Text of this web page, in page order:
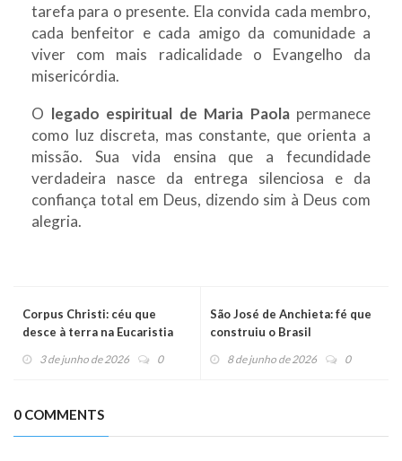
tarefa para o presente. Ela convida cada membro,
cada benfeitor e cada amigo da comunidade a
viver com mais radicalidade o Evangelho da
misericórdia.
O legado espiritual de Maria Paolapermanece
como luz discreta, mas constante, que orienta a
missão. Sua vida ensina que a fecundidade
verdadeira nasce da entrega silenciosa e da
confiança total em Deus, dizendo sim à Deus com
alegria.
Corpus Christi: céu que
desce à terra na Eucaristia
3 de junho de 2026 0
São José de Anchieta: fé que
construiu o Brasil
8 de junho de 2026 0
0 COMMENTS